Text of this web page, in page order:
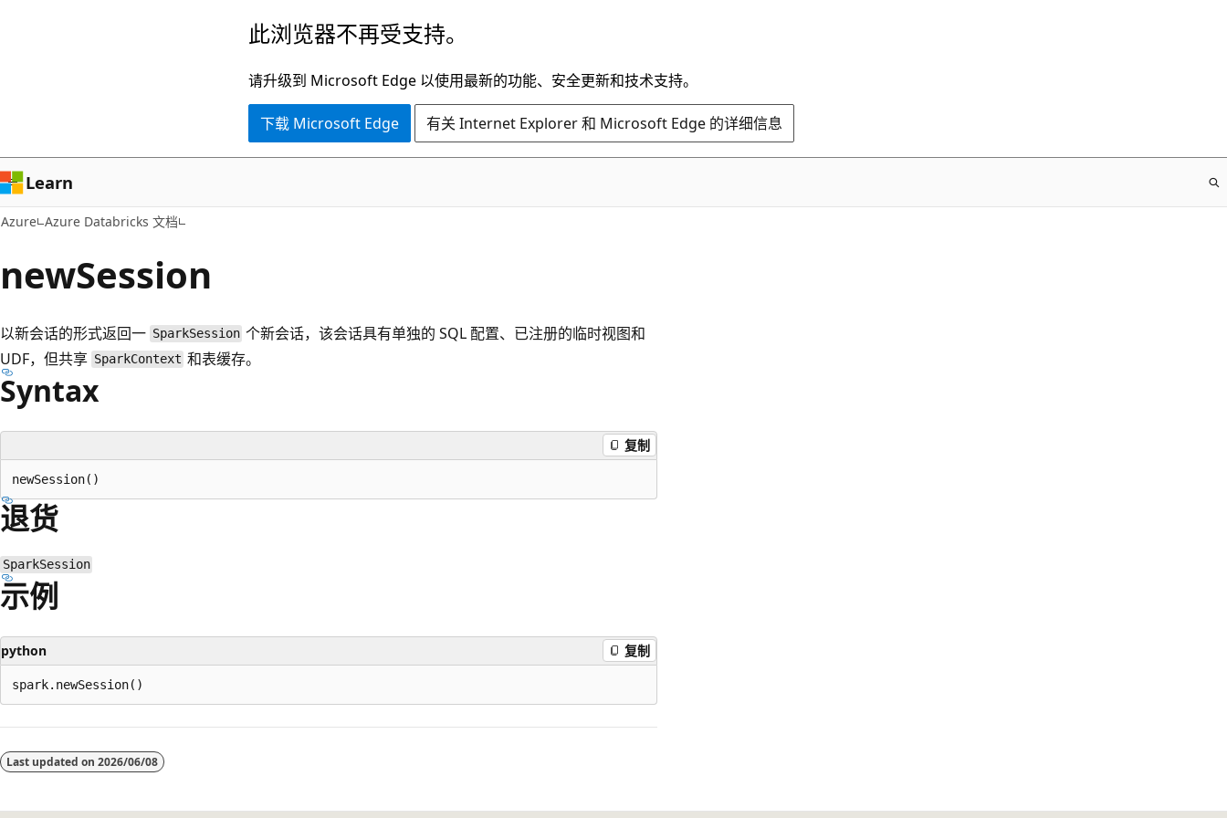
容
此浏览器不再受支持。
请升级到 Microsoft Edge 以使用最新的功能、安全更新和技术支持。
下载 Microsoft Edge 有关 Internet Explorer 和 Microsoft Edge 的详细信息
Learn
Azure Azure Databricks 文档
newSession
以新会话的形式返回一 SparkSession 个新会话，该会话具有单独的 SQL 配置、已注册的临时视图和
UDF，但共享 SparkContext 和表缓存。
Syntax
复制
退货
SparkSession
示例
python 复制
Last updated on 2026/06/08